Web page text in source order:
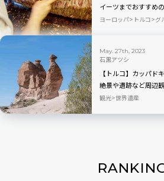
イーツまでおすすめ
ヨーロッパ トルコ グ
May. 27th, 2023
石黒アツシ
【トルコ】カッパド
絶景や遺跡など周辺
観光 世界遺産